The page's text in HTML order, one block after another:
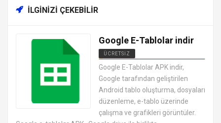
İLGINIZI ÇEKEBILIR
Google E-Tablolar indir
ÜCRETSIZ
ANDROID OFFICE UYGULAMALARI
APK
Google E-Tablolar APK indir,
Google tarafından geliştirilen
Android tablo oluşturma, dosyaları
düzenleme, e-tablo üzerinde
çalışma ve grafikleri görüntüler.